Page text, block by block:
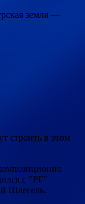
земля —
строить в этом
с "РГ"
Шлегель.